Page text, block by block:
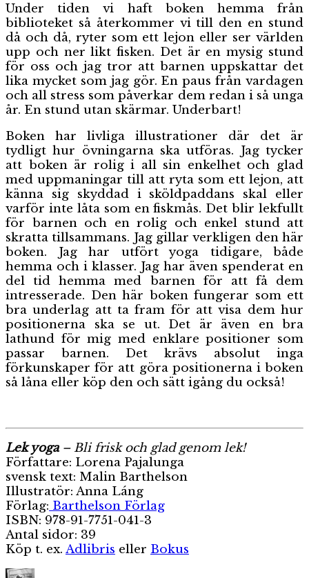
Under tiden vi haft boken hemma från
biblioteket så återkommer vi till den en stund
då och då, ryter som ett lejon eller ser världen
upp och ner likt fisken. Det är en mysig stund
för oss och jag tror att barnen uppskattar det
lika mycket som jag gör. En paus från vardagen
och all stress som påverkar dem redan i så unga
år. En stund utan skärmar. Underbart!
Boken har livliga illustrationer där det är
tydligt hur övningarna ska utföras. Jag tycker
att boken är rolig i all sin enkelhet och glad
med uppmaningar till att ryta som ett lejon, att
känna sig skyddad i sköldpaddans skal eller
varför inte låta som en fiskmås. Det blir lekfullt
för barnen och en rolig och enkel stund att
skratta tillsammans. Jag gillar verkligen den här
boken. Jag har utfört yoga tidigare, både
hemma och i klasser. Jag har även spenderat en
del tid hemma med barnen för att få dem
intresserade. Den här boken fungerar som ett
bra underlag att ta fram för att visa dem hur
positionerna ska se ut. Det är även en bra
lathund för mig med enklare positioner som
passar barnen. Det krävs absolut inga
förkunskaper för att göra positionerna i boken
så låna eller köp den och sätt igång du också!
Lek yoga– Bli frisk och glad genom lek!
Författare: Lorena Pajalunga
svensk text: Malin Barthelson
Illustratör: Anna Láng
Förlag: Barthelson Förlag
ISBN: 978-91-7751-041-3
Antal sidor: 39
Köp t. ex. Adlibris eller Bokus